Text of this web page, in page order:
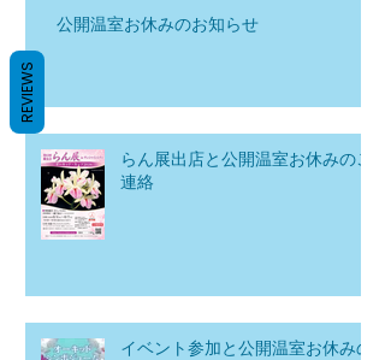
公開温室お休みのお知らせ
らん展出店と公開温室お休みのご
連絡
イベント参加と公開温室お休みの
REVIEWS